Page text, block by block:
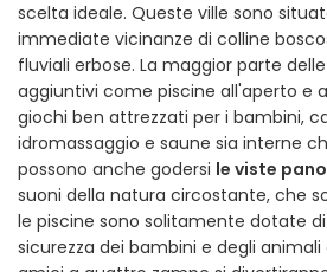
scelta ideale. Queste ville sono
immediate vicinanze di colline
fluviali erbose. La maggior parte
aggiuntivi come piscine all'aperto e
giochi ben attrezzati per i bambini,
idromassaggio e saune sia interne
possono anche godersi le viste
suoni della natura circostante, che
le piscine sono solitamente dotate
sicurezza dei bambini e degli